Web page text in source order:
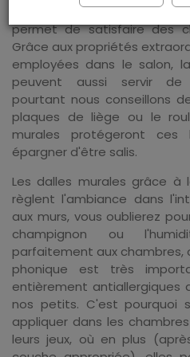
de toutes pièces. Une
permet de satisfaire des
Grâce aux propriétés
employées dans le salon,
peuvent aussi servir de
pourtant nous conseillons
plaques de liège ou le
murales protégeront ces
épargner d'être salis.
Les dalles murales grâce à
règlent l'ambiance dans
aux murs, vous oublierez
champignon ou
parfaitement aux
phonique est très
entièrement antiallergiques
nos petits. C'est pourquoi
appliquer dans les
leurs jeux, où en plus